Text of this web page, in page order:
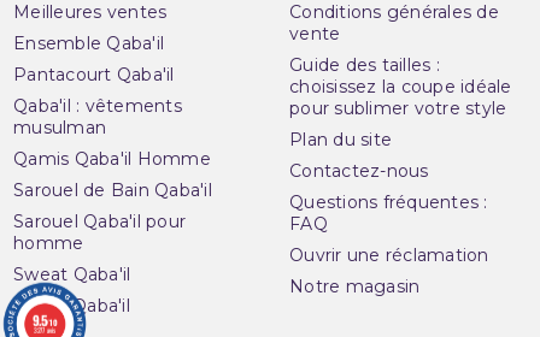
Meilleures ventes
Ensemble Qaba'il
Pantacourt Qaba'il
Qaba'il : vêtements
musulman
Qamis Qaba'il Homme
Sarouel de Bain Qaba'il
Sarouel Qaba'il pour
homme
Sweat Qaba'il
T-shirt Qaba'il
Conditions générales de
vente
Guide des tailles :
choisissez la coupe idéale
pour sublimer votre style
Plan du site
Contactez-nous
Questions fréquentes :
FAQ
Ouvrir une réclamation
Notre magasin
9.5/10
3277 avis